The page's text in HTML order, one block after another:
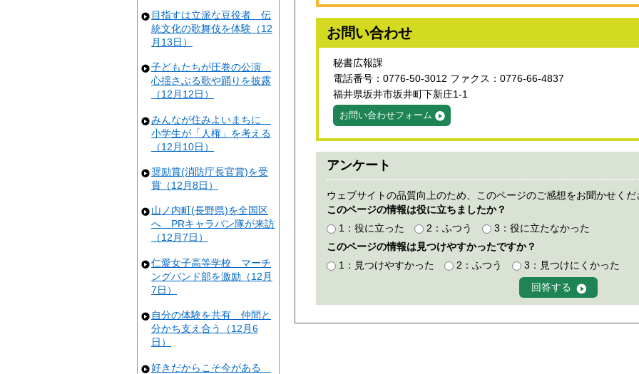
目指すは立派な豆役者 伝
統文化の歌舞伎を体験（12
月13日）
子どもたちが圧巻の公演
心揺さぶる歌や踊りを披露
（12月12日）
みんなが住みよいまちに
小学生が「人権」を考える
（12月10日）
奨励賞(消防庁長官賞)を受
賞（12月8日）
山ノ内町(長野県)を全国区
へ PRキャラバン隊が来訪
（12月7日）
仁愛女子高等学校 マーチ
ングバンド部を激励（12月
7日）
自分の体験を共有 仲間と
分かち支え合う（12月6
日）
好きだからこそ今がある
お問い合わせ
秘書広報課
電話番号：0776-50-3012 ファクス：0776-66-4837
福井県坂井市坂井町下新庄1-1
お問い合わせフォーム
アンケート
ウェブサイトの品質向上のため、このページのご感想をお聞かせくだ
このページの情報は役に立ちましたか？
1：役に立った
2：ふつう
3：役に立たなかった
このページの情報は見つけやすかったですか？
1：見つけやすかった
2：ふつう 3：見つけにくかった